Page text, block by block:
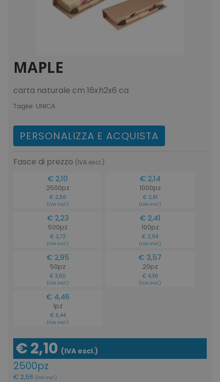
MAPLE
carta naturale cm 16xh2x6 ca
Taglie: UNICA
PERSONALIZZA E ACQUISTA
Fasce di prezzo (IVA escl.)
€ 2,10
2500pz
€ 2,56
(IVA incl.)
€ 2,14
1000pz
€ 2,61
(IVA incl.)
€ 2,23
500pz
€ 2,72
(IVA incl.)
€ 2,41
100pz
€ 2,94
(IVA incl.)
€ 2,95
50pz
€ 3,60
(IVA incl.)
€ 3,57
20pz
€ 4,36
(IVA incl.)
€ 4,46
1pz
€ 5,44
(IVA incl.)
€ 2,10 (IVA escl.)
2500pz
€ 2,56 (IVA incl.)